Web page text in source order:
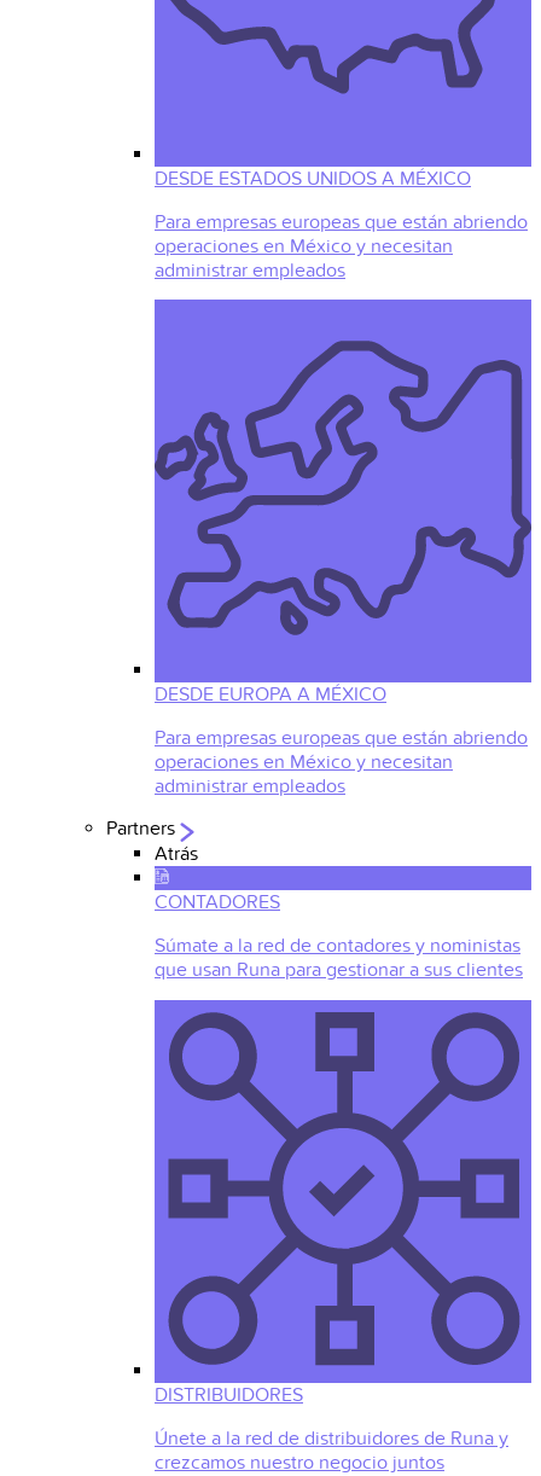
DESDE ESTADOS UNIDOS A MÉXICO
Para empresas europeas que están abriendo
operaciones en México y necesitan
administrar empleados
DESDE EUROPA A MÉXICO
Para empresas europeas que están abriendo
operaciones en México y necesitan
administrar empleados
Partners
Atrás
CONTADORES
Súmate a la red de contadores y noministas
que usan Runa para gestionar a sus clientes
DISTRIBUIDORES
Únete a la red de distribuidores de Runa y
crezcamos nuestro negocio juntos